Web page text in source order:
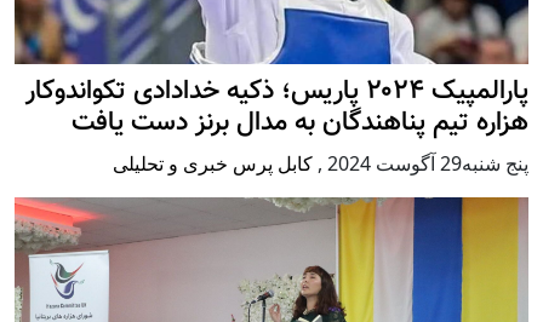
پارالمپیک ۲۰۲۴ پاریس؛ ذکیه خدادادی تکواندوکار
هزاره تیم پناهندگان به مدال برنز دست یافت
پنج شنبه29 آگوست 2024 , کابل پرس خبری و تحلیلی